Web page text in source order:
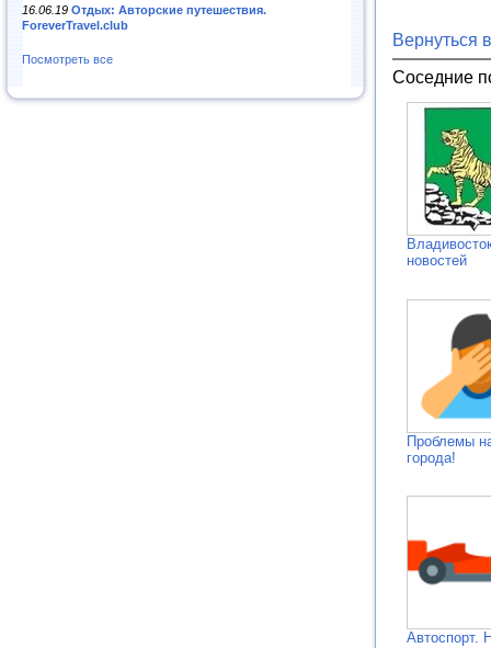
16.06.19 Отдых: Авторские путешествия.
ForeverTravel.club
Посмотреть все
Вернуться
Соседние
новостей
Проблемы
города!
Автоспорт.